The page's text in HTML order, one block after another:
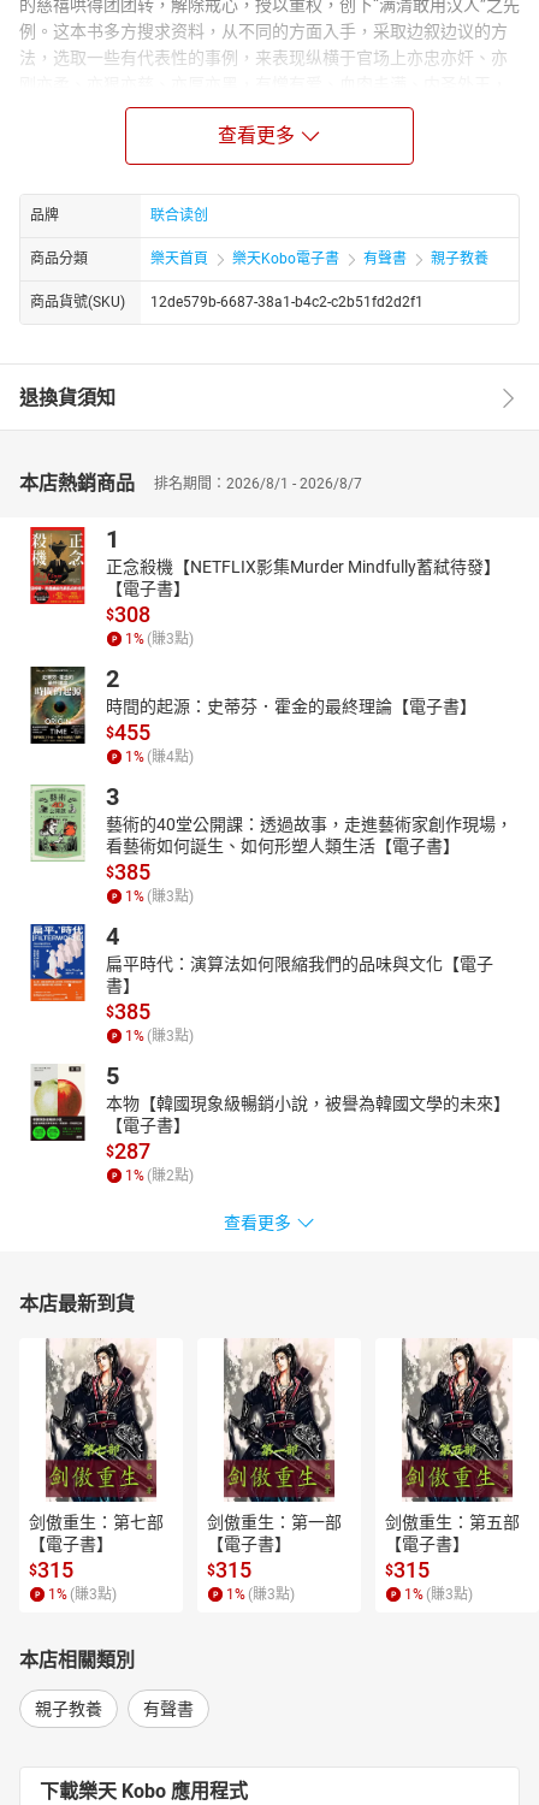
的慈禧哄得团团转，解除戒心，授以重权，创下“满清敢用汉人”之先
例。这本书多方搜求资料，从不同的方面入手，采取边叙边议的方
法，选取一些有代表性的事例，来表现纵横于官场上亦忠亦奸、亦
但又不是完人的曾国藩。一千人下笔，就有一千个哈姆雷特的形
象。千人一面，众口一腔，就不是曾国藩。况且，史实是不能篡改
的，而此书又非杜撰的小说，所以，立在读者面前的，就是这位留
着山羊胡子、三角眼露睿光、又黑又瘦、又黑又厚的曾国藩了。
查看更多
品牌 联合读创
商品分類 樂天首頁 樂天Kobo電子書 有聲書 親子教養
商品貨號(SKU) 12de579b-6687-38a1-b4c2-c2b51fd2d2f1
退換貨須知
本店熱銷商品 排名期間：2026/8/1 - 2026/8/7
1
正念殺機【NETFLIX影集Murder Mindfully蓄弒待發】
【電子書】
$308
1 % (賺3點)
2
時間的起源：史蒂芬．霍金的最終理論【電子書】
$455
1 % (賺4點)
3
藝術的40堂公開課：透過故事，走進藝術家創作現場，
看藝術如何誕生、如何形塑人類生活【電子書】
$385
1 % (賺3點)
4
扁平時代：演算法如何限縮我們的品味與文化【電子
書】
$385
1 % (賺3點)
5
本物【韓國現象級暢銷小說，被譽為韓國文學的未來】
【電子書】
$287
1 % (賺2點)
查看更多
本店最新到貨
剑傲重生：第七部
【電子書】
$315
1 % (賺3點)
剑傲重生：第一部
【電子書】
$315
1 % (賺3點)
剑傲重生：第五部
【電子書】
$315
1 % (賺3點)
本店相關類別
親子教養 有聲書
下載樂天 Kobo 應用程式